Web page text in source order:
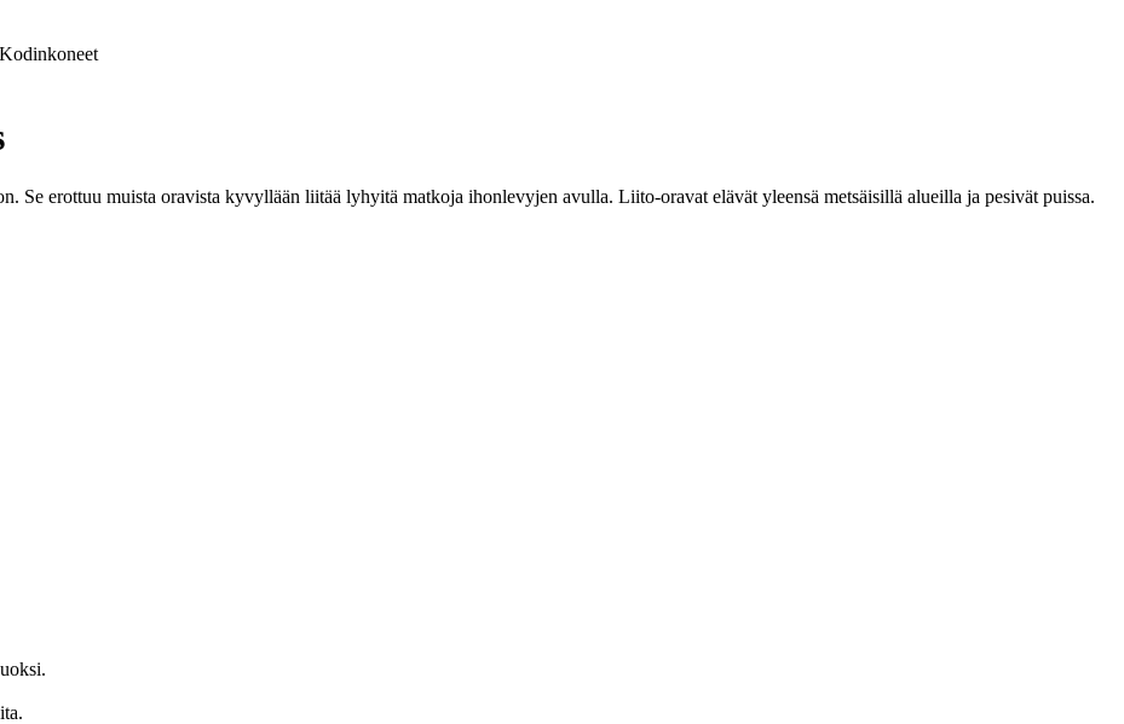
Kodinkoneet
Se erottuu muista oravista kyvyllään liitää lyhyitä matkoja ihonlevyjen avulla. Liito-oravat elävät yleensä metsäisillä alueilla ja pesivät puissa.